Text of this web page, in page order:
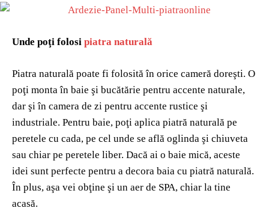
Unde poţi folosi piatra naturală
Piatra naturală poate fi folosită în orice cameră doreşti. O
poţi monta în baie şi bucătărie pentru accente naturale,
dar şi în camera de zi pentru accente rustice şi
industriale. Pentru baie, poţi aplica piatră naturală pe
peretele cu cada, pe cel unde se află oglinda şi chiuveta
sau chiar pe peretele liber. Dacă ai o baie mică, aceste
idei sunt perfecte pentru a decora baia cu piatră naturală.
În plus, aşa vei obţine şi un aer de SPA, chiar la tine
acasă.